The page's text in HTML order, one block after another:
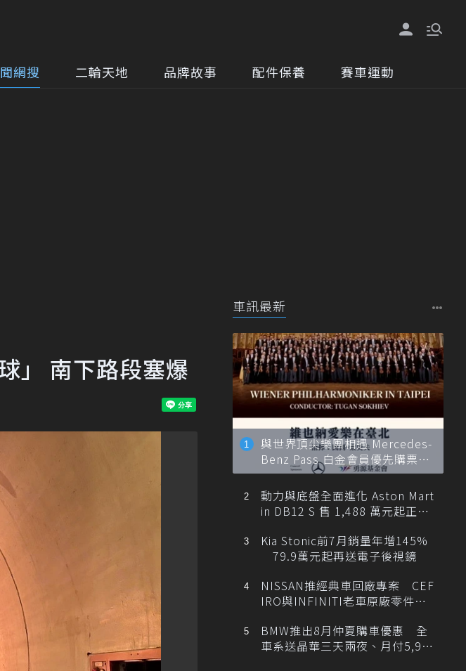
網搜 二輪天地 品牌故事 配件保養 賽車運動
」 南下路段塞爆
車訊最新
與世界頂尖樂團相遇 Mercedes-
Benz Pass 白金會員優先購票維
也納愛樂
動力與底盤全面進化 Aston Mart
in DB12 S 售 1,488 萬元起正式
Kia Stonic前7月銷量年增145%
79.9萬元起再送電子後視鏡
NISSAN推經典車回廠專案 CEF
IRO與INFINITI老車原廠零件最
BMW推出8月仲夏購車優惠 全
車系送晶華三天兩夜、月付5,900